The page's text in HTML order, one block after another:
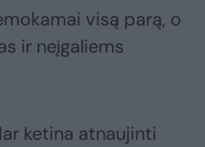
visą parą, o
ir neįgaliems
ketina atnaujinti